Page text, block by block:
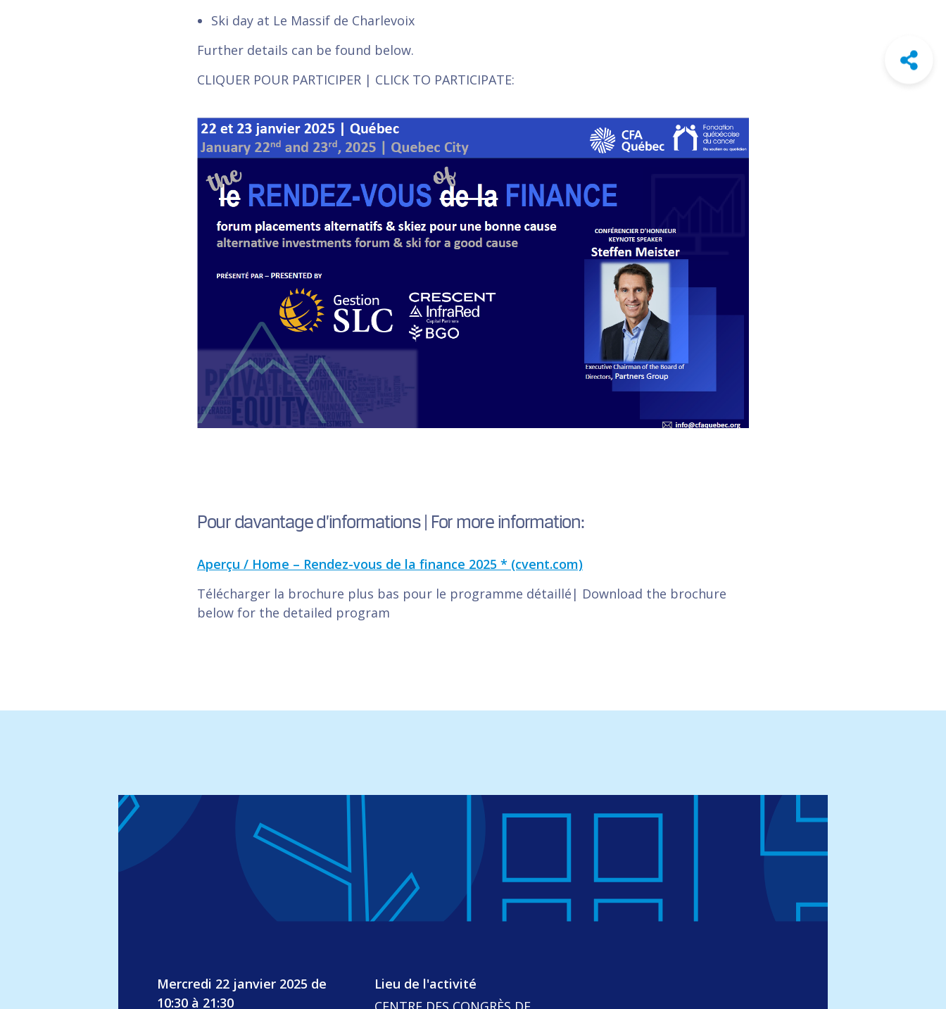
Ski day at Le Massif de Charlevoix
Further details can be found below.
CLIQUER POUR PARTICIPER | CLICK TO PARTICIPATE:
Pour davantage d’informations | For more information:
Aperçu / Home – Rendez-vous de la finance 2025 * (cvent.com)
Télécharger la brochure plus bas pour le programme détaillé| Download the brochure
below for the detailed program
Mercredi 22 janvier 2025 de
10:30 à 21:30
Lieu de l'activité